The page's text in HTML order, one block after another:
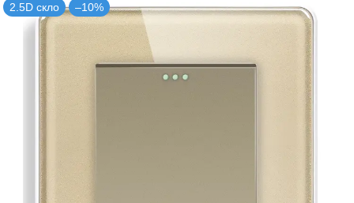
2.5D скло –10%